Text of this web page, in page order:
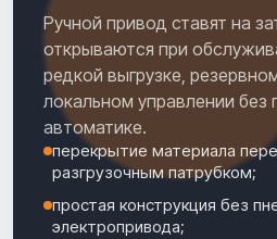
Ручной привод ставят на
открываются при
редкой выгрузке,
локальном управлении без
автоматике.
перекрытие материала
разгрузочным патрубком;
простая конструкция без
электропривода;